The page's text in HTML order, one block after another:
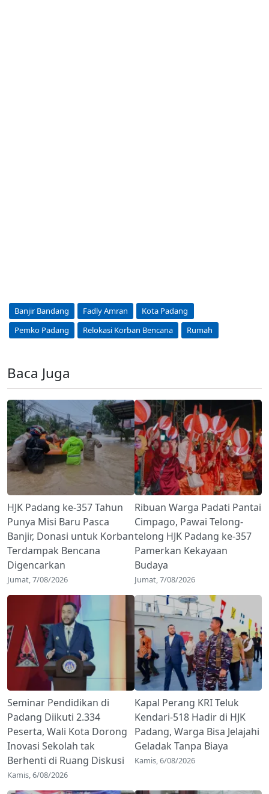
Banjir Bandang Fadly Amran
Kota Padang
Pemko Padang
Relokasi Korban Bencana Rumah
Baca Juga
HJK Padang ke-357 Tahun
Punya Misi Baru Pasca
Banjir, Donasi untuk Korban
Terdampak Bencana
Digencarkan
Jumat, 7/08/2026
Ribuan Warga Padati Pantai
Cimpago, Pawai Telong-
telong HJK Padang ke-357
Pamerkan Kekayaan
Budaya
Jumat, 7/08/2026
Seminar Pendidikan di
Padang Diikuti 2.334
Peserta, Wali Kota Dorong
Inovasi Sekolah tak
Berhenti di Ruang Diskusi
Kamis, 6/08/2026
Kapal Perang KRI Teluk
Kendari-518 Hadir di HJK
Padang, Warga Bisa Jelajahi
Geladak Tanpa Biaya
Kamis, 6/08/2026